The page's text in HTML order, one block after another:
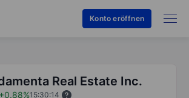
Konto eröffnen
Real Estate Inc.
+0.88%15:30:14